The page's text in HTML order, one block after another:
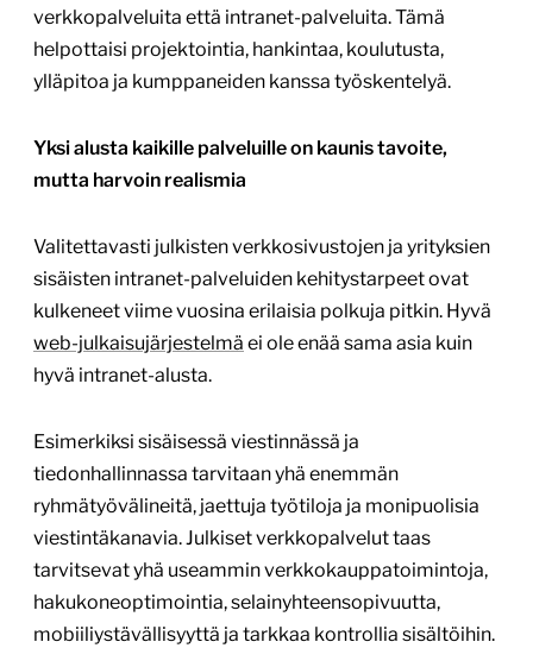
verkkopalveluita että intranet-palveluita. Tämä
helpottaisi projektointia, hankintaa, koulutusta,
ylläpitoa ja kumppaneiden kanssa työskentelyä.
Yksi alusta kaikille palveluille on kaunis tavoite,
mutta harvoin realismia
Valitettavasti julkisten verkkosivustojen ja yrityksien
sisäisten intranet-palveluiden kehitystarpeet ovat
kulkeneet viime vuosina erilaisia polkuja pitkin. Hyvä
web-julkaisujärjestelmä ei ole enää sama asia kuin
hyvä intranet-alusta.
Esimerkiksi sisäisessä viestinnässä ja
tiedonhallinnassa tarvitaan yhä enemmän
ryhmätyövälineitä, jaettuja työtiloja ja monipuolisia
viestintäkanavia. Julkiset verkkopalvelut taas
tarvitsevat yhä useammin verkkokauppatoimintoja,
hakukoneoptimointia, selainyhteensopivuutta,
mobiiliystävällisyyttä ja tarkkaa kontrollia sisältöihin.